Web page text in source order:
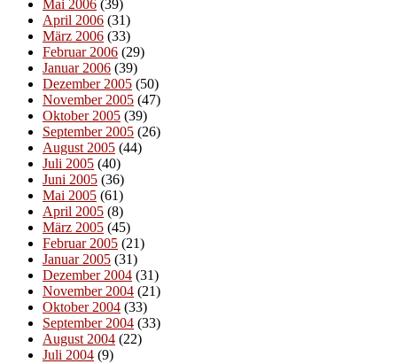
Mai 2006 (39)
April 2006 (31)
März 2006 (33)
Februar 2006 (29)
Januar 2006 (39)
Dezember 2005 (50)
November 2005 (47)
Oktober 2005 (39)
September 2005 (26)
August 2005 (44)
Juli 2005 (40)
Juni 2005 (36)
Mai 2005 (61)
April 2005 (8)
März 2005 (45)
Februar 2005 (21)
Januar 2005 (31)
Dezember 2004 (31)
November 2004 (21)
Oktober 2004 (33)
September 2004 (33)
August 2004 (22)
Juli 2004 (9)